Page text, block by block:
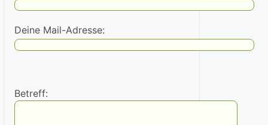
Deine Mail-Adresse:
Betreff: